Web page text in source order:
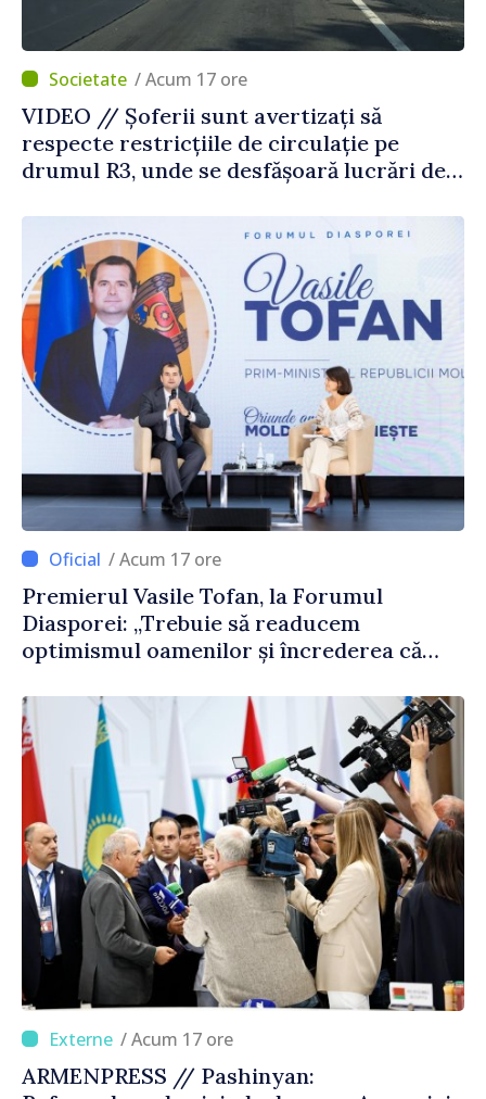
/ Acum 17 ore
VIDEO // Șoferii sunt avertizați să
respecte restricțiile de circulație pe
drumul R3, unde se desfășoară lucrări de
/ Acum 17 ore
Premierul Vasile Tofan, la Forumul
Diasporei: „Trebuie să readucem
optimismul oamenilor și încrederea că
corectă”
/ Acum 17 ore
ARMENPRESS // Pashinyan: